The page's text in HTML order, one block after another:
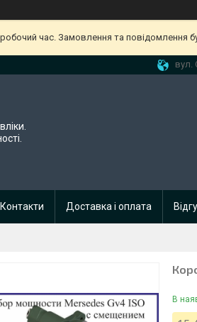
час. Замовлення та повідомлення
вул.
Контакти Доставка і оплата
В